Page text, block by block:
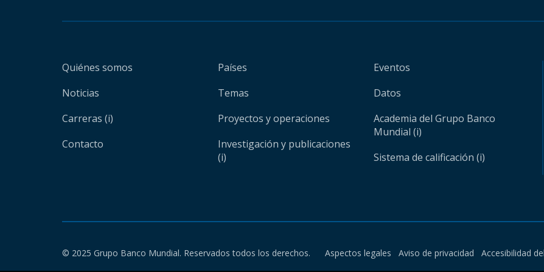
Quiénes somos
Noticias
Carreras (i)
Contacto
Países
Temas
Proyectos y operaciones
Investigación y publicaciones
(i)
Eventos
Datos
Academia del Grupo Banco
Mundial (i)
Sistema de calificación (i)
© 2025 Grupo Banco Mundial. Reservados todos los derechos. Aspectos legales Aviso de privacidad Accesibilidad